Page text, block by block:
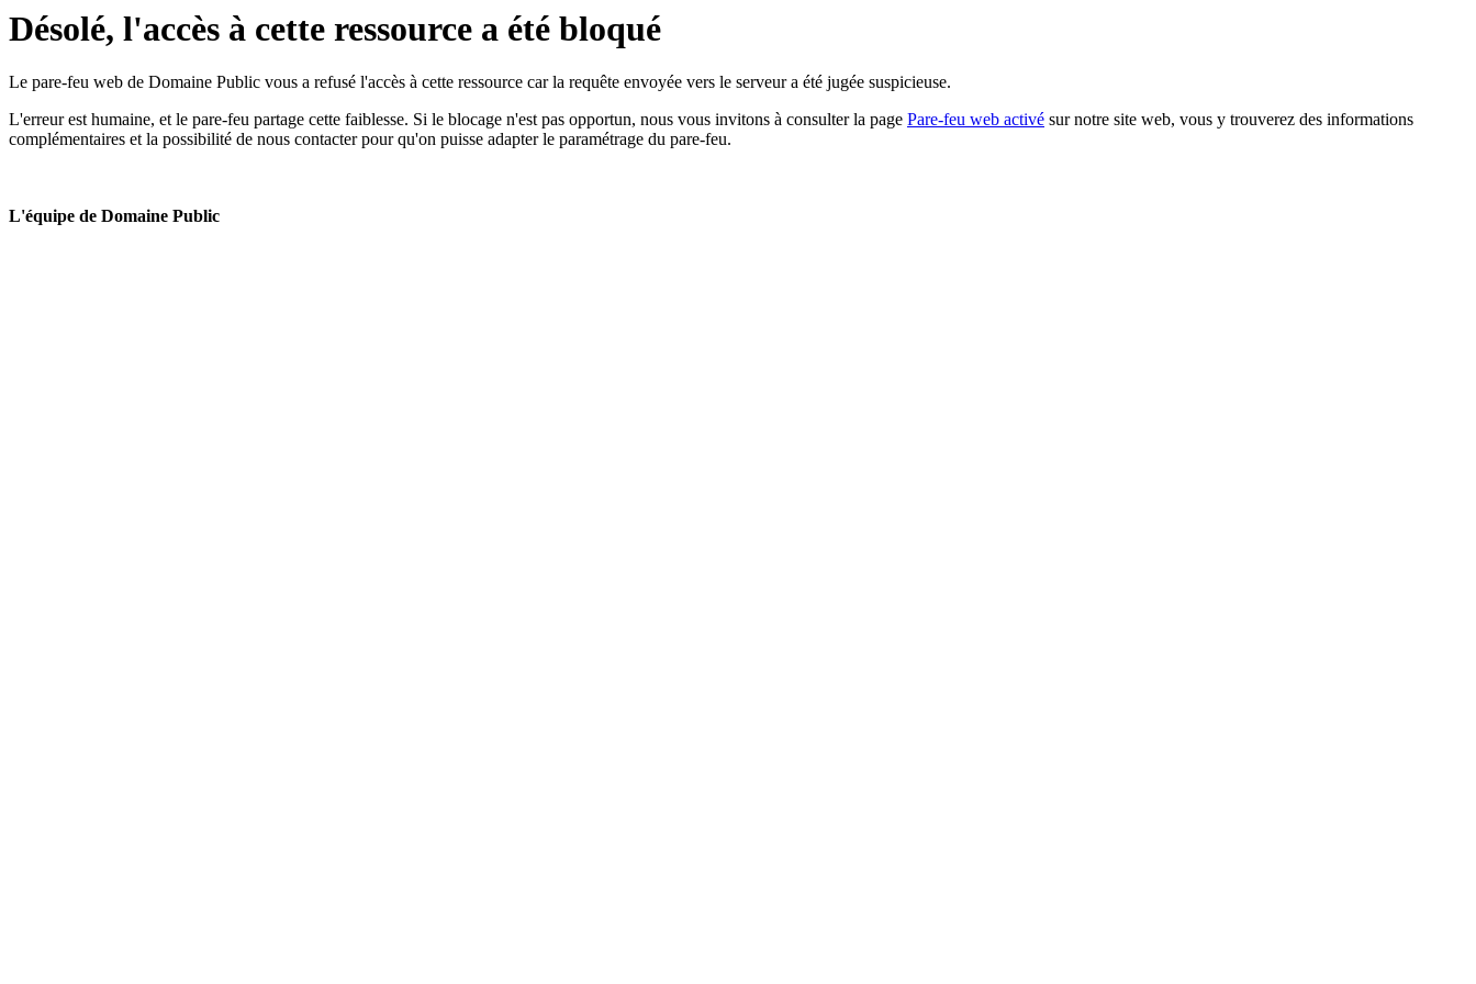
Désolé, l'accès à cette ressource a été bloqué
Le pare-feu web de Domaine Public vous a refusé l'accès à cette ressource car la requête envoyée vers le serveur a été jugée suspicieuse.
L'erreur est humaine, et le pare-feu partage cette faiblesse. Si le blocage n'est pas opportun, nous vous invitons à consulter la page Pare-feu web activé sur notre site web, vous y trouverez des informations
complémentaires et la possibilité de nous contacter pour qu'on puisse adapter le paramétrage du pare-feu.
L'équipe de Domaine Public